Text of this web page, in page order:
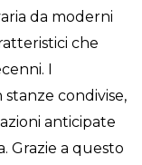
da moderni
che
I
condivise,
anticipate
Grazie a questo